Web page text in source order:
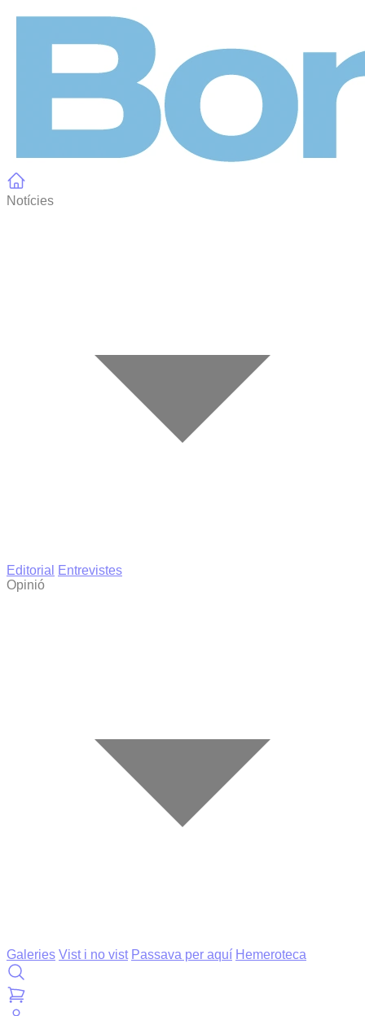
Notícies
Editorial
Entrevistes
Opinió
Galeries Vist i no vist Passava per aquí Hemeroteca